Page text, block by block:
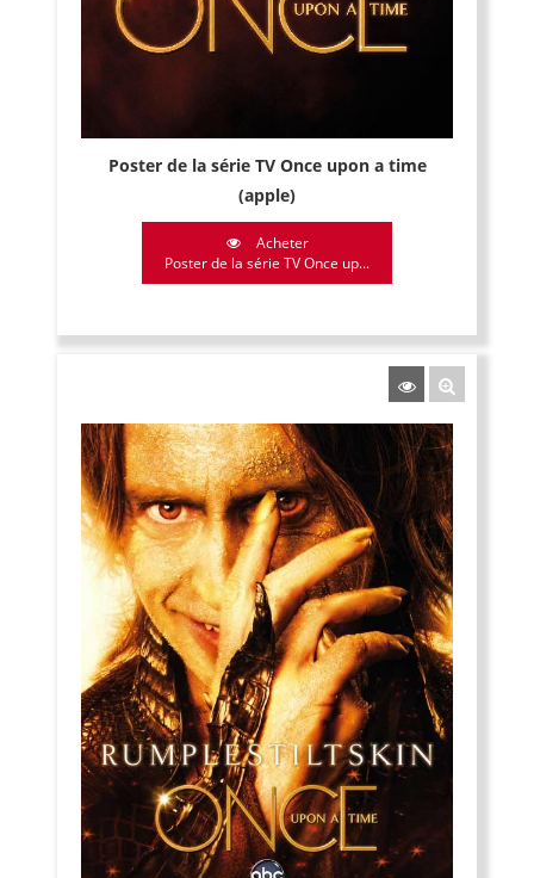
Poster de la série TV Once upon a time
(apple)
Acheter
Poster de la série TV Once up...